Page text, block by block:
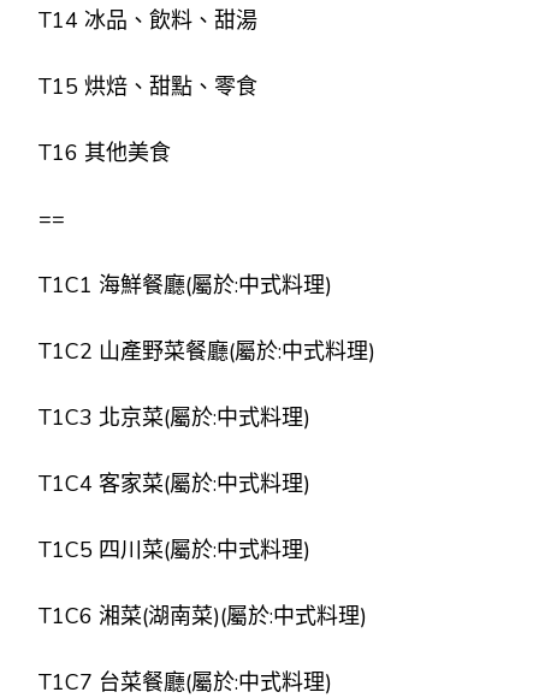
T14 冰品、飲料、甜湯
T15 烘焙、甜點、零食
T16 其他美食
==
T1C1 海鮮餐廳(屬於:中式料理)
T1C2 山產野菜餐廳(屬於:中式料理)
T1C3 北京菜(屬於:中式料理)
T1C4 客家菜(屬於:中式料理)
T1C5 四川菜(屬於:中式料理)
T1C6 湘菜(湖南菜)(屬於:中式料理)
T1C7 台菜餐廳(屬於:中式料理)